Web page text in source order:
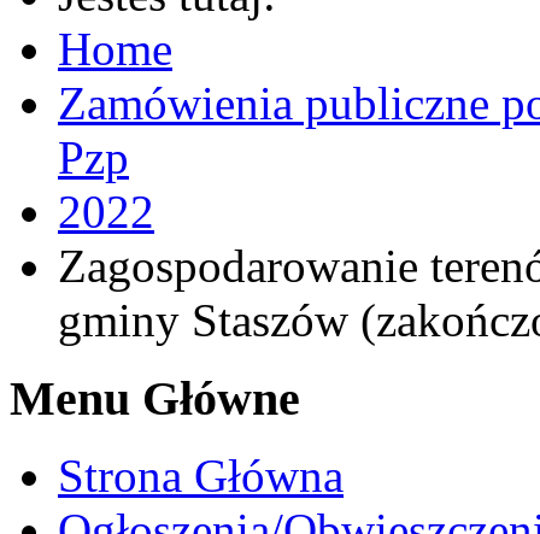
Home
Zamówienia publiczne
Pzp
2022
Zagospodarowanie
gminy Staszów
Menu Główne
Strona Główna